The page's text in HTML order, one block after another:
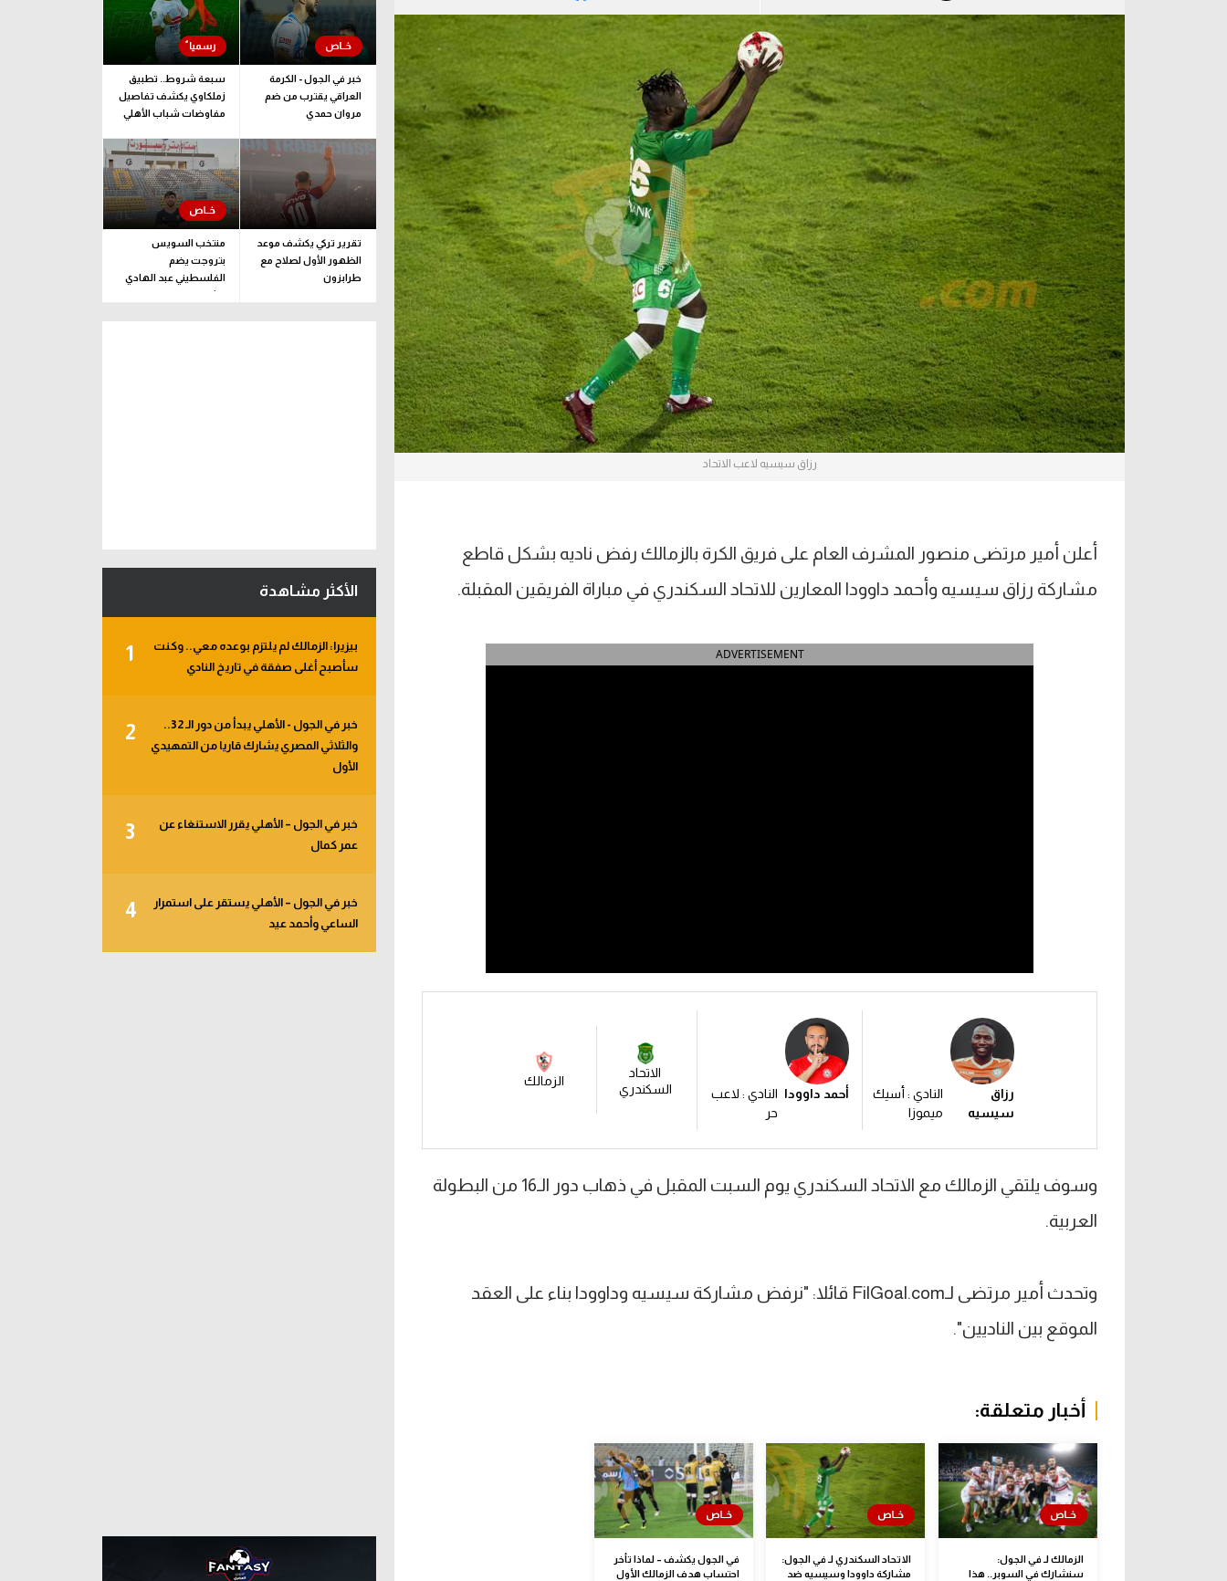
آراء حرة
ركن الألعاب
الدوري السعودي للمحترفين
دوري أبطال أوروبا
دوري أبطال إفريقيا
كل البطولات
دوري أبطال أوروبا
القسم الثاني
رياضات أخرى
آسيا
أمريكا
ركن الألعاب
رزاق سيسيه لاعب الاتحاد
أعلن أمير مرتضى منصور المشرف العام على فريق الكرة بالزمالك رفض ناديه بشكل قاطع
مشاركة رزاق سيسيه وأحمد داوودا المعارين للاتحاد السكندري في مباراة الفريقين المقبلة.
ADVERTISEMENT
رزاق
سيسيه
النادي : أسيك
ميموزا
أحمد داوودا النادي : لاعب
حر
الاتحاد
السكندري
الزمالك
وسوف يلتقي الزمالك مع الاتحاد السكندري يوم السبت المقبل في ذهاب دور الـ16 من البطولة
العربية.
وتحدث أمير مرتضى لـFilGoal.com قائلا: "نرفض مشاركة سيسيه وداوودا بناء على العقد
الموقع بين الناديين".
أخبار متعلقة:
الزمالك لـ في الجول:
سنشارك في السوبر.. هذا
الاتحاد السكندري لـ في الجول:
مشاركة داوودا وسيسيه ضد
في الجول يكشف – لماذا تأخر
احتساب هدف الزمالك الأول
خبر في الجول - الكرمة
العراقي يقترب من ضم
مروان حمدي
سبعة شروط.. تطبيق
زملكاوي يكشف تفاصيل
مفاوضات شباب الأهلي
تقرير تركي يكشف موعد
الظهور الأول لصلاح مع
طرابزون
منتخب السويس
بتروجت يضم
الفلسطيني عبد الهادي
راشد
الأكثر مشاهدة
1
بيزيرا: الزمالك لم يلتزم بوعده معي.. وكنت
سأصبح أغلى صفقة في تاريخ النادي
2
خبر في الجول - الأهلي يبدأ من دور الـ 32..
والثلاثي المصري يشارك قاريا من التمهيدي
الأول
3
خبر في الجول – الأهلي يقرر الاستنغاء عن
عمر كمال
4
خبر في الجول – الأهلي يستقر على استمرار
الساعي وأحمد عيد